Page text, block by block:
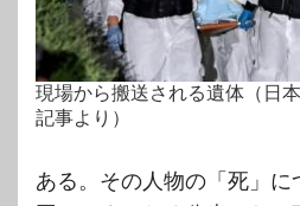
現場から搬送される遺体（日
記事より）
ある。その人物の「死」